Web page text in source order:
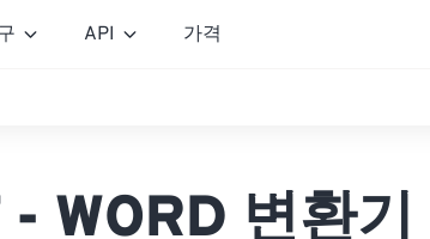
API 가격
- WORD 변환기